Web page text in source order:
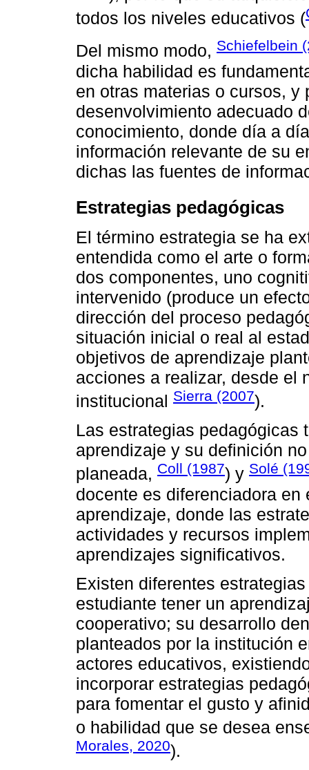
todos los niveles educativos (
Del mismo modo, Schiefelbein
dicha habilidad es
en otras materias o cursos, y
desenvolvimiento adecuado
conocimiento, donde día a
información relevante de su
dichas las fuentes de
Estrategias pedagógicas
El término estrategia se ha
entendida como el arte o
dos componentes, uno
intervenido (produce un
dirección del proceso
situación inicial o real al
objetivos de aprendizaje
acciones a realizar, desde el
institucional Sierra (2007).
Las estrategias pedagógicas
aprendizaje y su definición
planeada, Coll (1987) y Solé
docente es diferenciadora
aprendizaje, donde las
actividades y recursos
aprendizajes significativos.
Existen diferentes
estudiante tener un
cooperativo; su desarrollo
planteados por la institución
actores educativos,
incorporar estrategias
para fomentar el gusto y
o habilidad que se desea
Morales, 2020).